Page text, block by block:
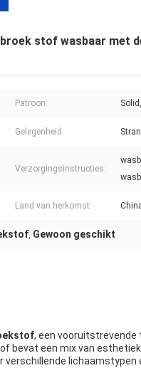
stof wasbaar met
Patroon:
Gelegenheid:
Verzorgingsinstructies:
Land van herkomst:
, Gewoon geschikt
, een
bevat een mix van
lichaamstypen